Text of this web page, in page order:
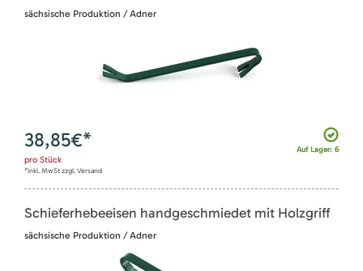
sächsische Produktion / Adner
Auf Lager: 6
38,85€*
pro Stück
*inkl. MwSt zzgl. Versand
Schieferhebeeisen handgeschmiedet mit Holzgriff
sächsische Produktion / Adner